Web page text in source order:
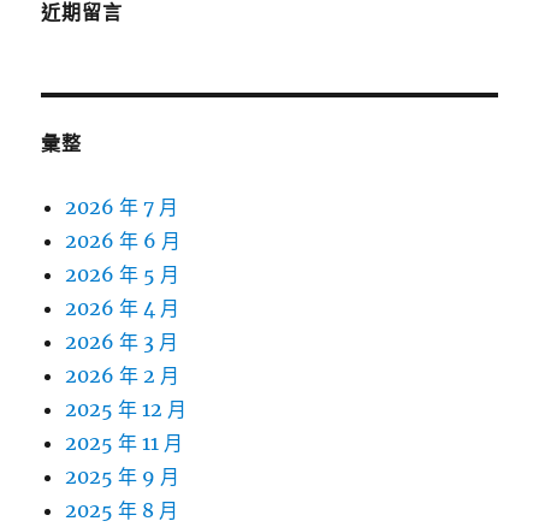
近期留言
彙整
2026 年 7 月
2026 年 6 月
2026 年 5 月
2026 年 4 月
2026 年 3 月
2026 年 2 月
2025 年 12 月
2025 年 11 月
2025 年 9 月
2025 年 8 月